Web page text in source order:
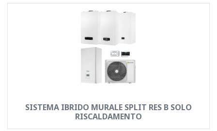
SISTEMA IBRIDO MURALE SPLIT RES B SOLO
RISCALDAMENTO